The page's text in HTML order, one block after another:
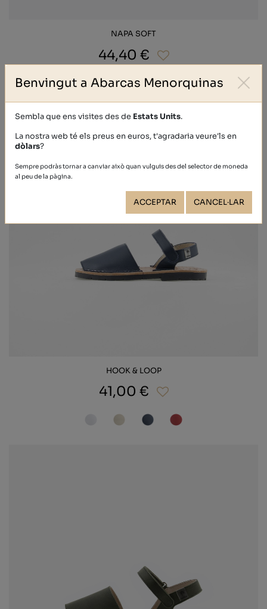
NAPA SOFT
44,40 €
HOOK & LOOP
41,00 €
Benvingut a Abarcas Menorquinas
Sembla que ens visites des de Estats Units.
La nostra web té els preus en euros, t'agradaria veure'ls en
dòlars?
Sempre podràs tornar a canviar això quan vulguis des del selector de moneda
al peu de la pàgina.
ACCEPTAR CANCEL·LAR